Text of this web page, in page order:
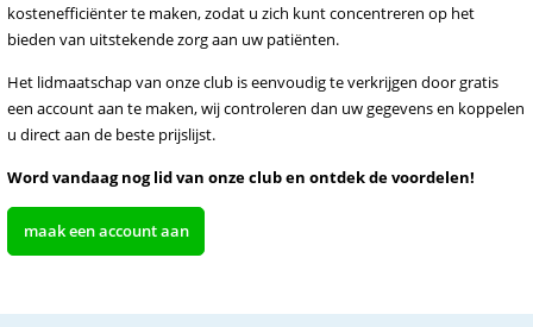
kostenefficiënter te maken, zodat u zich kunt concentreren op het
bieden van uitstekende zorg aan uw patiënten.
Het lidmaatschap van onze club is eenvoudig te verkrijgen door gratis
een account aan te maken, wij controleren dan uw gegevens en koppelen
u direct aan de beste prijslijst.
Word vandaag nog lid van onze club en ontdek de voordelen!
maak een account aan